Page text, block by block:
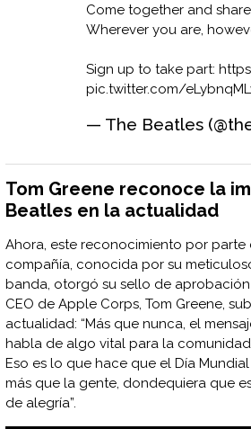
Come together and
Wherever you are,
Sign up to take part:
pic.twitter.com/
— The Beatles
Tom Greene reconoce la
Beatles en la actualidad
Ahora, este reconocimiento por parte
compañía, conocida por su
banda, otorgó su sello de
CEO de Apple Corps, Tom Greene,
actualidad: “Más que nunca, el
habla de algo vital para la
Eso es lo que hace que el Día
más que la gente, dondequiera que
de alegría”.